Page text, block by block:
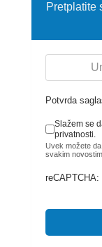
Pretplatite
Potvrda
Slažem se
privatnosti.
Uvek možete
svakim
reCAPTCHA: